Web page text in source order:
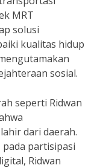
MRT
solusi
kualitas hidup
sosial.
seperti Ridwan
dari daerah.
partisipasi
Ridwan